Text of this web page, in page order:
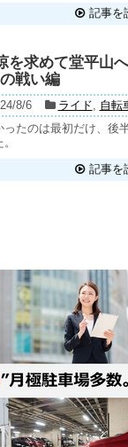
記事を
を求めて堂平
戦い編
8/6 ライド
自転
ったのは最初だけ、後
記事を